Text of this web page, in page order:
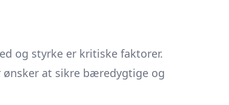
og styrke er kritiske faktorer.
at sikre bæredygtige og